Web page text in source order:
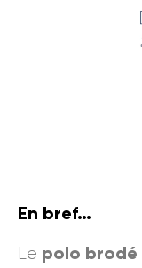
En bref…
Le polo brodé